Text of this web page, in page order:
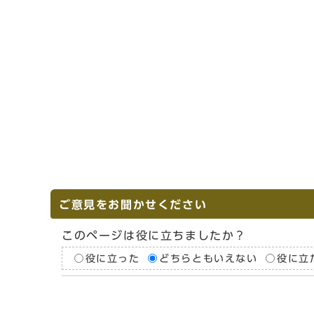
ご意見をお聞かせください
このページは役に立ちましたか？
役に立った どちらともいえない 役に立